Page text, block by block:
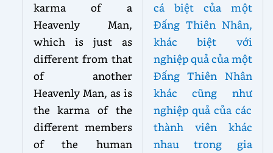
karma of a
Heavenly Man,
which is just as
different from that
of another
Heavenly Man, as is
the karma of the
different members
of the human
cá biệt của một
Đấng Thiên Nhân,
khác biệt với
nghiệp quả của một
Đấng Thiên Nhân
khác cũng như
nghiệp quả của các
thành viên khác
nhau trong gia